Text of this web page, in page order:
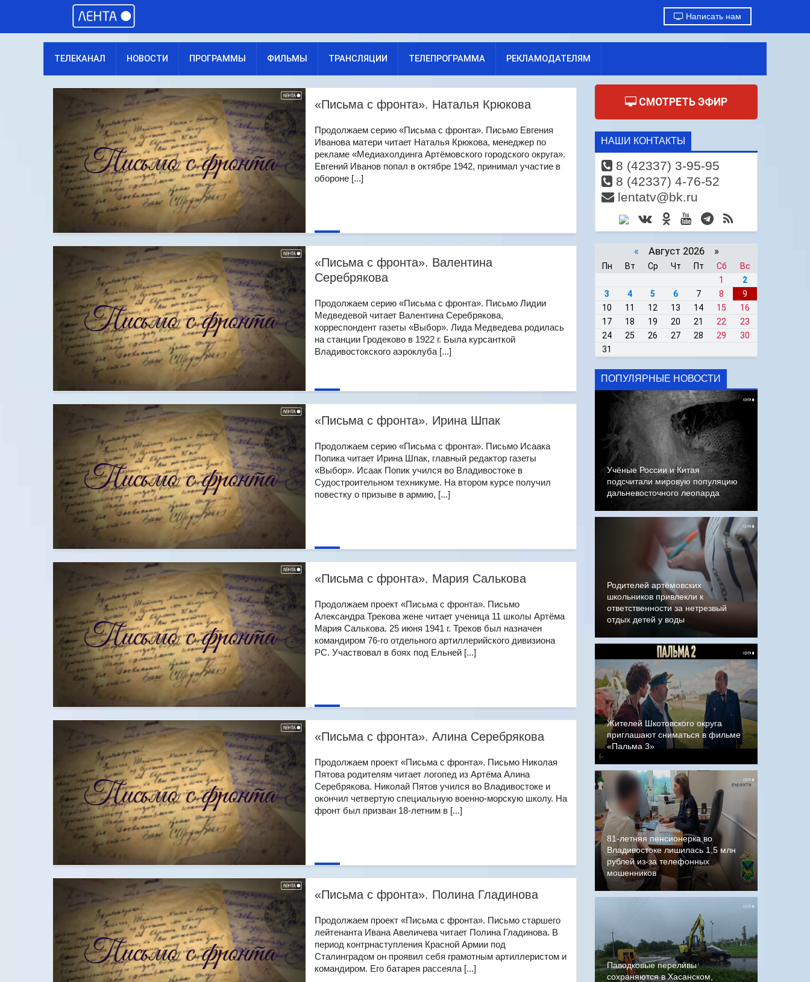
Написать нам
ТЕЛЕКАНАЛ НОВОСТИ ПРОГРАММЫ ФИЛЬМЫ ТРАНСЛЯЦИИ ТЕЛЕПРОГРАММА РЕКЛАМОДАТЕЛЯМ
«Письма с фронта». Наталья Крюкова
Продолжаем серию «Письма с фронта». Письмо Евгения
Иванова матери читает Наталья Крюкова, менеджер по
рекламе «Медиахолдинга Артёмовского городского округа».
Евгений Иванов попал в октябре 1942, принимал участие в
обороне [...]
«Письма с фронта». Валентина
Серебрякова
Продолжаем серию «Письма с фронта». Письмо Лидии
Медведевой читает Валентина Серебрякова,
корреспондент газеты «Выбор». Лида Медведева родилась
на станции Гродеково в 1922 г. Была курсанткой
Владивостокского аэроклуба [...]
«Письма с фронта». Ирина Шпак
Продолжаем серию «Письма с фронта». Письмо Исаака
Попика читает Ирина Шпак, главный редактор газеты
«Выбор». Исаак Попик учился во Владивостоке в
Судостроительном техникуме. На втором курсе получил
повестку о призыве в армию, [...]
«Письма с фронта». Мария Салькова
Продолжаем проект «Письма с фронта». Письмо
Александра Трекова жене читает ученица 11 школы Артёма
Мария Салькова. 25 июня 1941 г. Треков был назначен
командиром 76-го отдельного артиллерийского дивизиона
РС. Участвовал в боях под Ельней [...]
«Письма с фронта». Алина Серебрякова
Продолжаем проект «Письма с фронта». Письмо Николая
Пятова родителям читает логопед из Артёма Алина
Серебрякова. Николай Пятов учился во Владивостоке и
окончил четвертую специальную военно-морскую школу. На
фронт был призван 18-летним в [...]
«Письма с фронта». Полина Гладинова
Продолжаем проект «Письма с фронта». Письмо старшего
лейтенанта Ивана Авеличева читает Полина Гладинова. В
период контрнаступления Красной Армии под
Сталинградом он проявил себя грамотным артиллеристом и
командиром. Его батарея рассеяла [...]
СМОТРЕТЬ ЭФИР
НАШИ КОНТАКТЫ
8 (42337) 3-95-95
8 (42337) 4-76-52
lentatv@bk.ru
« Август 2026 »
Пн Вт Ср Чт Пт Сб
Вс
1
2
3
4 5 6 7 8
9
10
11 12 13 14 15
16
17
18 19 20 21 22
23
24
25 26 27 28 29
30
31
ПОПУЛЯРНЫЕ НОВОСТИ
Учёные России и Китая
подсчитали мировую популяцию
дальневосточного леопарда
Родителей артёмовских
школьников привлекли к
ответственности за нетрезвый
отдых детей у воды
Жителей Шкотовского округа
приглашают сниматься в фильме
«Пальма 3»
81-летняя пенсионерка во
Владивостоке лишилась 1,5 млн
рублей из-за телефонных
мошенников
Паводковые переливы
сохраняются в Хасанском,